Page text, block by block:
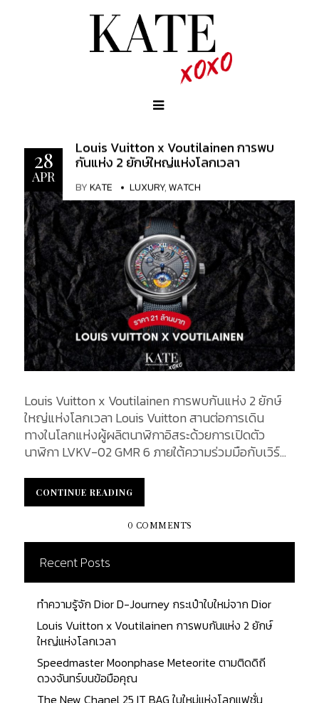
28
APR
Louis Vuitton x Voutilainen การพบ
กันแห่ง 2 ยักษ์ใหญ่แห่งโลกเวลา
BYKATE LUXURY,WATCH
Louis Vuitton x Voutilainen การพบกันแห่ง 2 ยักษ์
ใหญ่แห่งโลกเวลา Louis Vuitton สานต่อการเดิน
ทางในโลกแห่งผู้ผลิตนาฬิกาอิสระด้วยการเปิดตัว
นาฬิกา LVKV-02 GMR 6 ภายใต้ความร่วมมือกับเวิร์
ชำนาญอันโดดเด่นในการผลิตนาฬิกาภายใต้ความร่วม
มือในครั้งนี้ถือเป็นช่วงเวลาพิเศษในประวัติศาสตร์ของ
ทั้งสองแบรนด์ โดยเป็นการผสมผสานระหว่างความ
ชำนาญด้านการผลิตนาฬิกาอันยอดเยี่ยม นาฬิกา
LVKV-02 GMR 6 ที่ออกแบบและพัฒนาขึ้นภายใต้ความ
ร่วมมือกับผู้ผลิตนาฬิการะดับมาสเตอร์อย่าง Kari
Voutilainen ได้รวมเอาความสามารถพิเศษของเวิร์
กช็อป Voutilainen กับ La Fabrique du Temps Louis
Vuitton เข้าไว้ด้วยกันเพื่อรังสรรค์คอลเลกชันนาฬิกาที่
จำกัดจำนวนเพียง 5 เรือนเท่านั้น ทำให้คอลเล็กชั่นนี้ ไม่
เป็นเพียงแค่นาฬิกา GMT ทั่วไป แต่เป็นงานศิลปะอย่าง
แท้จริง KATEXOXO จะขอนำทุกท่านไปยลโฉม อีกหนึ่ง
สุดยอดงานศิลปะแห่งโลกเวลานี้ไปพร้อมกัน A
CONTINUE READING
CONTINUE READING
0 COMMENTS
Recent Posts
ทำความรู้จัก Dior D-Journey กระเป๋าใบใหม่จาก Dior
Louis Vuitton x Voutilainen การพบกันแห่ง 2 ยักษ์
ใหญ่แห่งโลกเวลา
Speedmaster Moonphase Meteorite ตามติดดิถี
ดวงจันทร์บนข้อมือคุณ